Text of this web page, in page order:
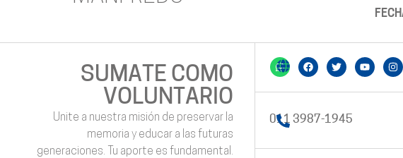
SUMATE COMO
VOLUNTARIO
Unite a nuestra misión de preservar la
memoria y educar a las futuras
generaciones. Tu aporte es fundamental.
011 3987-1945